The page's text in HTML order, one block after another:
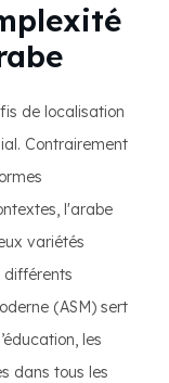
de localisation
Contrairement
l'arabe
variétés
différents
(ASM) sert
les
dans tous les